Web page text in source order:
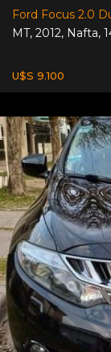
Ford Focus 2.0
MT, 2012, Nafta,
U$S 9.100